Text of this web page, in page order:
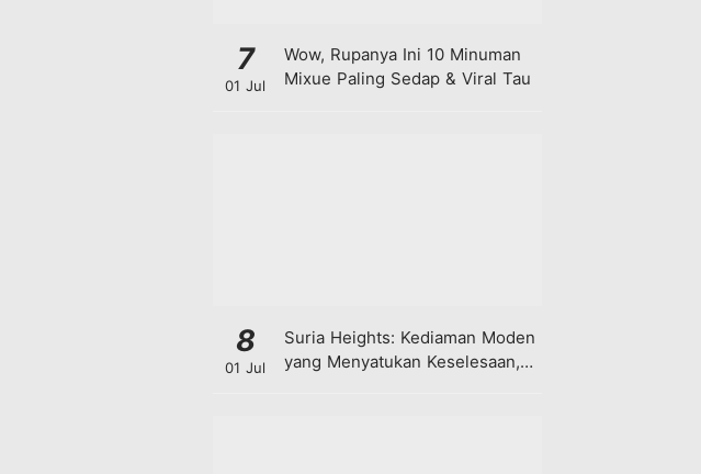
7
01 Jul
Wow, Rupanya Ini 10 Minuman
Mixue Paling Sedap & Viral Tau
8
01 Jul
Suria Heights: Kediaman Moden
yang Menyatukan Keselesaan,